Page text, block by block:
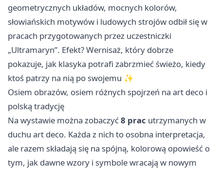
geometrycznych układów, mocnych kolorów,
słowiańskich motywów i ludowych strojów odbił się w
pracach przygotowanych przez uczestniczki
„Ultramaryn”. Efekt? Wernisaż, który dobrze
pokazuje, jak klasyka potrafi zabrzmieć świeżo, kiedy
ktoś patrzy na nią po swojemu ✨
Osiem obrazów, osiem różnych spojrzeń na art deco i
polską tradycję
Na wystawie można zobaczyć8 prac utrzymanych w
duchu art deco. Każda z nich to osobna interpretacja,
ale razem składają się na spójną, kolorową opowieść o
tym, jak dawne wzory i symbole wracają w nowym